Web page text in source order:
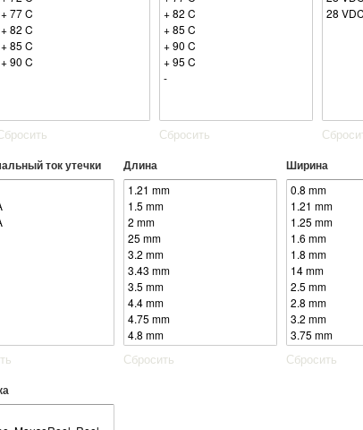
Сбросить
ток утечки Длина
Сбросить
Ширина
Сбросить